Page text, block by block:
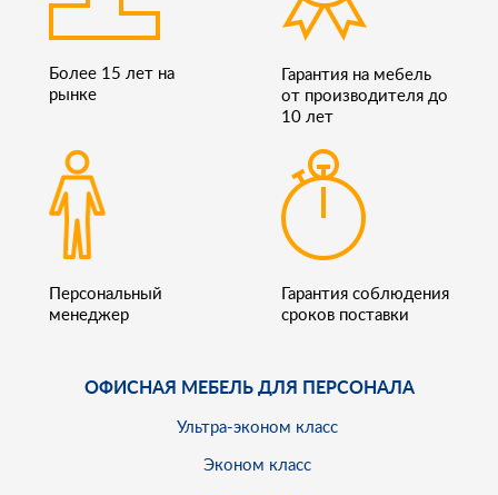
Более 15 лет на
рынке
Гарантия на мебель
от производителя до
10 лет
Персональный
менеджер
Гарантия соблюдения
сроков поставки
ОФИСНАЯ МЕБЕЛЬ ДЛЯ ПЕРСОНАЛА
Ультра-эконом класс
Эконом класс